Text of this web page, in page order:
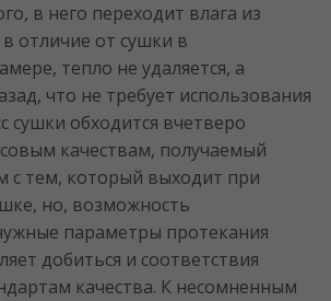
в него переходит влага из
отличие от сушки в
тепло не удаляется, а
что не требует использования
сушки обходится вчетверо
качествам, получаемый
с тем, который выходит при
но, возможность
параметры протекания
добиться и соответствия
качества. К несомненным